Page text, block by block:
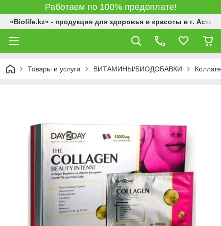
Работаем по 100% предоплате!
«Biolife.kz» - продукция для здоровья и красоты в г. Астана
Товары и услуги ВИТАМИНЫ/БИОДОБАВКИ